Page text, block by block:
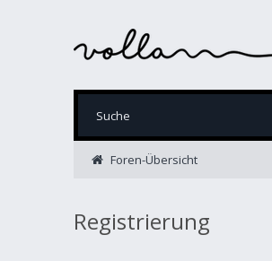
Foren-Übersicht
Registrierung